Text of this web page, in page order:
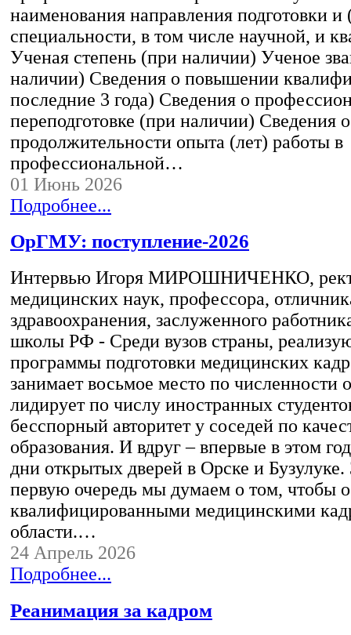
наименования направления подготовки и
специальности, в том числе научной, и
Ученая степень (при наличии) Ученое
наличии) Сведения о повышении
последние 3 года) Сведения о
переподготовке (при наличии) Сведения о
продолжительности опыта (лет) работы в
профессиональной…
01 Июнь 2026
Подробнее...
ОрГМУ: поступление-2026
Интервью Игоря МИРОШНИЧЕНКО,
медицинских наук, профессора,
здравоохранения, заслуженного
школы РФ - Среди вузов страны,
программы подготовки медицинских
занимает восьмое место по численности
лидирует по числу иностранных
бесспорный авторитет у соседей по
образования. И вдруг – впервые в этом
дни открытых дверей в Орске и
первую очередь мы думаем о том, чтобы
квалифицированными медицинскими
области.…
24 Апрель 2026
Подробнее...
Реанимация за кадром